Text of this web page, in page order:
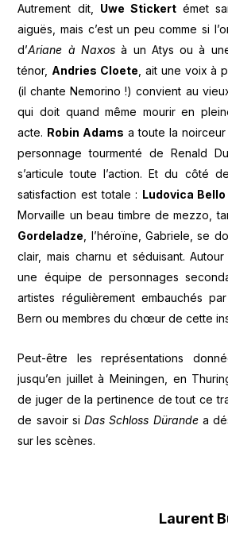
Autrement dit, Uwe Stickertémet
aiguës, mais c’est un peu comme si
d’Ariane à Naxosà un Atys ou à une
ténor, Andries Cloete , ait une voix à
(il chante Nemorino !) convient au
qui doit quand même mourir en
acte. Robin Adams a toute la
personnage tourmenté de Renald
s’articule toute l’action. Et du côté
satisfaction est totale : Ludovica Bello
Morvaille un beau timbre de mezzo,
Gordeladze , l’héroïne, Gabriele, se
clair, mais charnu et séduisant. Autour
une équipe de personnages
artistes régulièrement embauchés
Bern ou membres du chœur de cette
Peut-être les représentations
jusqu’en juillet à Meiningen, en
de juger de la pertinence de tout ce
de savoir siDas Schloss Dürandea
sur les scènes.
Laurent